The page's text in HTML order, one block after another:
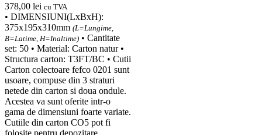
378,00 lei cu TVA
• DIMENSIUNI(LxBxH):
375x195x310mm (L=Lungime,
B=Latime, H=Inaltime) • Cantitate
set: 50 • Material: Carton natur •
Structura carton: T3FT/BC • Cutii
Carton colectoare fefco 0201 sunt
usoare, compuse din 3 straturi
netede din carton si doua ondule.
Acestea va sunt oferite intr-o
gama de dimensiuni foarte variate.
Cutiile din carton CO5 pot fi
folosite pentru depozitare,